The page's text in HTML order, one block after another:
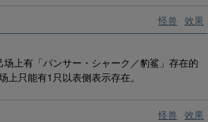
怪兽 效果
上有「パンサー・シャーク／豹鲨」存在的
只能有1只以表侧表示存在。
怪兽 效果